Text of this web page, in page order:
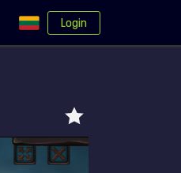
Login